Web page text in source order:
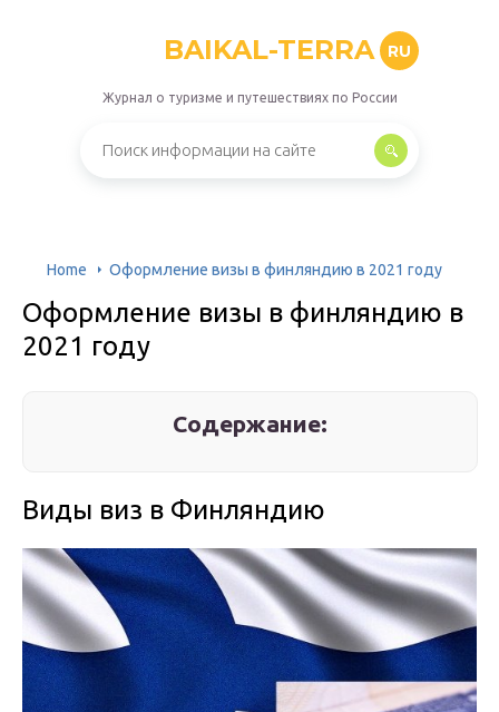
BAIKAL-TERRA RU
Журнал о туризме и путешествиях по России
Home Оформление визы в финляндию в 2021 году
Оформление визы в финляндию в
2021 году
Содержание:
Виды виз в Финляндию